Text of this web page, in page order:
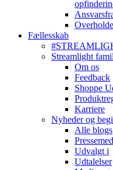
Fællesskab
Streamlight
Om os
Feedback
Shoppe
Karriere
Nyheder og
Alle blogs
Udvalgt i
Udtalelser